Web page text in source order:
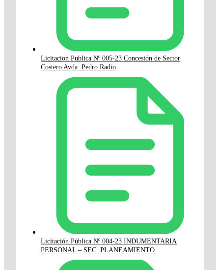
Licitacion Publica Nº 005-23 Concesión de Sector
Costero Avda. Pedro Radio
Licitación Pública Nº 004-23 INDUMENTARIA
PERSONAL – SEC. PLANEAMIENTO